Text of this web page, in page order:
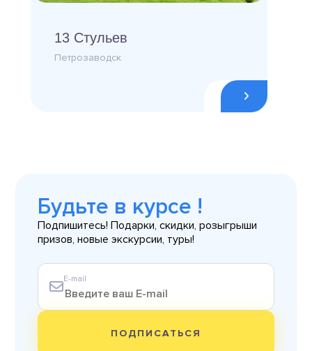
13 Стульев
Петрозаводск
Будьте в курсе !
Подпишитесь! Подарки, скидки, розыгрыши
призов, новые экскурсии, туры!
E-mail
ПОДПИСАТЬСЯ